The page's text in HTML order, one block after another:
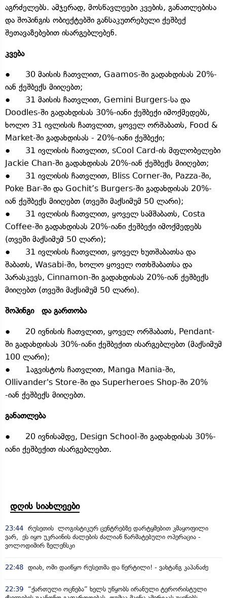
აგრძელებს. ამჯერად, მოსწავლეები კვების, განათლებისა
და შოპინგის ობიექტებში განსაკუთრებული ქეშბექ
შეთავაზებებით ისარგებლებენ.
კვება
● 30 მაისის ჩათვლით, Gaamos-ში გადახდისას 20%-
იან ქეშბექს მიიღებთ;
● 31 მაისის ჩათვლით, Gemini Burgers-სა და
Doodles-ში გადახდისას 30%-იანი ქეშბექი იმოქმედებს,
ხოლო 31 ივლისის ჩათვლით, ყოველ ორშაბათს, Food &
Market-ში გადახდისას - 20%-იანი ქეშბექი;
● 31 ივლისის ჩათვლით, sCool Card-ის მფლობელები
Jackie Chan-ში გადახდისას 20%-იან ქეშბექს მიიღებთ;
● 31 ივლისის ჩათვლით, Bliss Corner-ში, Pazza-ში,
Poke Bar-ში და Gochit’s Burgers-ში გადახდისას 20%-
იან ქეშბექს მიიღებთ (თვეში მაქსიმუმ 50 ლარი);
● 31 ივლისის ჩათვლით, ყოველ სამშაბათს, Costa
Coffee-ში გადახდისას 20%-იანი ქეშბექი იმოქმედებს
(თვეში მაქსიმუმ 50 ლარი);
● 31 ივლისის ჩათვლით, ყოველ ხუთშაბათსა და
შაბათს, Wasabi-ში, ხოლო ყოველ ოთხშაბათსა და
პარასკევს, Cinnamon-ში გადახდისას 20%-იან ქეშბექს
მიიღებთ (თვეში მაქსიმუმ 50 ლარი).
შოპინგი და გართობა
● 20 ივნისის ჩათვლით, ყოველ ორშაბათს, Pendant-
ში გადახდისას 30%-იანი ქეშბექით ისარგებლებთ (მაქსიმუმ
100 ლარი);
● 1აგვისტოს ჩათვლით, Manga Mania-ში,
Ollivander's Store-ში და Superheroes Shop-ში 20%
-იან ქეშბექს მიიღებთ.
განათლება
● 20 ივნისამდე, Design School-ში გადახდისას 30%-
იანი ქეშბექით ისარგებლებთ.
დღის სიახლეები
23:44 რუსეთის ლოგისტიკურ ცენტრებზე დარტყმებით კმაყოფილი
ვარ, ეს იყო უკრაინის ძალების ძალიან წარმატებული ოპერაცია -
ვოლოდიმირ ზელენსკი
22:48 დიახ, ომი დაიწყო რუსეთმა და წერტილი! - ვახტანგ კაპანაძე
22:39
“ქართული ოცნება” ხელს უწყობს ირანული ტერორისტული